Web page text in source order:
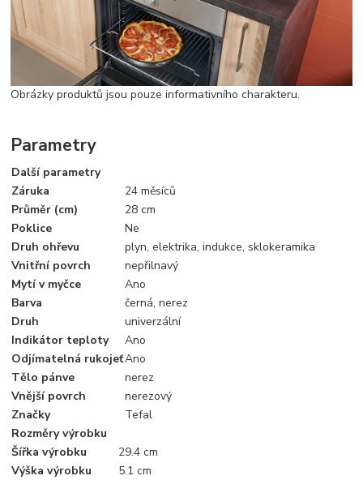
Obrázky produktů jsou pouze informativního charakteru.
Parametry
Další parametry
Záruka
24 měsíců
Průměr (cm)
28 cm
Poklice
Ne
Druh ohřevu
plyn, elektrika, indukce, sklokeramika
Vnitřní povrch
nepřilnavý
Mytí v myčce
Ano
Barva
černá, nerez
Druh
univerzální
Indikátor teploty
Ano
Odjímatelná rukojeťAno
Tělo pánve
nerez
Vnější povrch
nerezový
Značky
Tefal
Rozměry výrobku
Šířka výrobku
29.4 cm
Výška výrobku
5.1 cm